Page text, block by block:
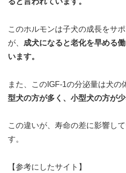
このホルモンは子犬の成長をサ
が、 成犬になると老化を早める
います。
また、このIGF-1の分泌量は犬の
型犬の方が多く、小型犬の方が
この違いが、寿命の差に影響し
す。
【参考にしたサイト】